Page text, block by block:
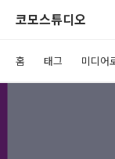
코모스튜디오
홈 태그 미디어